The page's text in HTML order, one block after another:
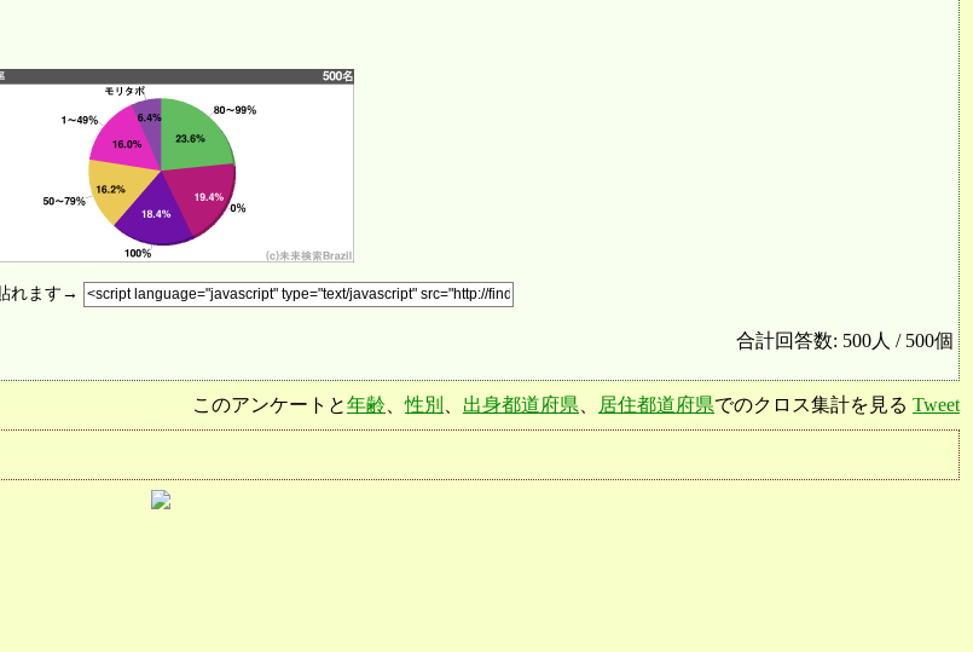
れます→
合計回答数: 500人 / 500個
このアンケートと年齢 、性別 出身都道府県 居住都道府県でのクロス集計を見る Tweet